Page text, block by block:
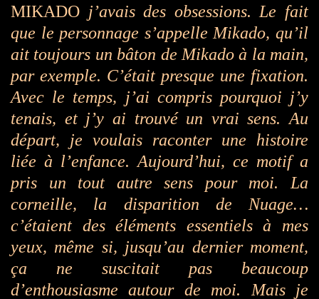
MIKADO j’avais des obsessions. Le fait
que le personnage s’appelle Mikado, qu’il
ait toujours un bâton de Mikado à la main,
par exemple. C’était presque une fixation.
Avec le temps, j’ai compris pourquoi j’y
tenais, et j’y ai trouvé un vrai sens. Au
départ, je voulais raconter une histoire
liée à l’enfance. Aujourd’hui, ce motif a
pris un tout autre sens pour moi. La
corneille, la disparition de Nuage…
c’étaient des éléments essentiels à mes
yeux, même si, jusqu’au dernier moment,
ça ne suscitait pas beaucoup
d’enthousiasme autour de moi. Mais je